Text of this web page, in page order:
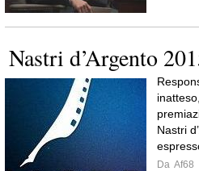
Nastri d’Argento
Nastri
Da Af68